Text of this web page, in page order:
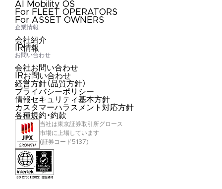
AI Mobility OS
For FLEET OPERATORS
For ASSET OWNERS
企業情報
会社紹介
IR情報
お問い合わせ
会社お問い合わせ
IRお問い合わせ
経営方針（品質方針）
プライバシーポリシー
情報セキュリティ基本方針
カスタマーハラスメント対応方針
各種規約・約款
当社は東京証券取引所グロース
市場に上場しています
(証券コード5137)